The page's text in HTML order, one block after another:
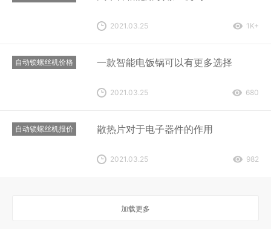
2021.03.25 1K+
自动锁螺丝机价格 一款智能电饭锅可以有更多选择
2021.03.25 680
自动锁螺丝机报价 散热片对于电子器件的作用
2021.03.25 982
加载更多